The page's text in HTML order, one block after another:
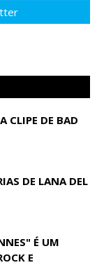
CLIPE DE BAD
DE LANA DEL
É UM
E